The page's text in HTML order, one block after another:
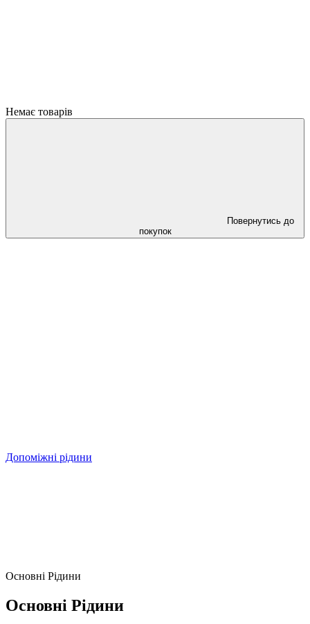
Немає товарів
Повернутись до
покупок
Допоміжні рідини
Основні Рідини
Основні Рідини